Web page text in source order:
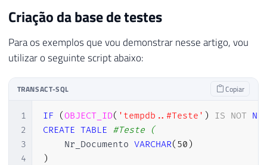
Criação da base de testes
Para os exemplos que vou demonstrar nesse artigo, vou
utilizar o seguinte script abaixo:
TRANSACT-SQL Copiar
1
2
3
4
IF (OBJECT_ID( 'tempdb..#Teste' ) IS NOT
CREATE TABLE #Teste (
    Nr_Documento
VARCHAR( 50 )
)